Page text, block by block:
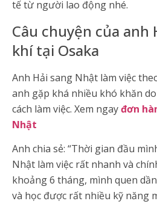
tế từ người lao động nhé.
Câu chuyện của anh
khí tại Osaka
Anh Hải sang Nhật làm việc
anh gặp khá nhiều khó khăn
cách làm việc. Xem ngayđơn
Nhật
Anh chia sẻ: “Thời gian đầu
Nhật làm việc rất nhanh và
khoảng 6 tháng, mình quen
và học được rất nhiều kỹ năng